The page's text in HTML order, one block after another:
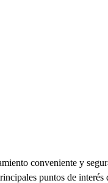
conveniente y
puntos de